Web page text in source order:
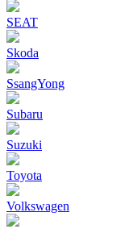
SEAT
Skoda
SsangYong
Subaru
Suzuki
Toyota
Volkswagen